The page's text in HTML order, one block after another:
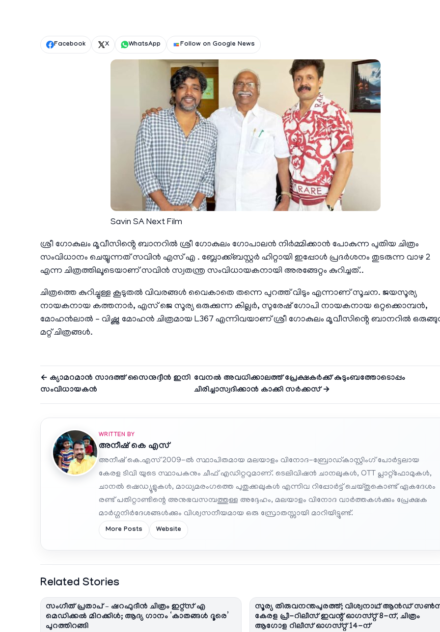
Facebook X WhatsApp Follow on Google News
Savin SA Next Film
ശ്രീ ഗോകുലം മൂവീസിൻ്റെ ബാനറിൽ ശ്രീ ഗോകുലം ഗോപാലൻ നിർമ്മിക്കാൻ പോകുന്ന പുതിയ ചിത്രം
സംവിധാനം ചെയ്യുന്നത് സവിൻ എസ് എ . ബ്ലോക്ക്ബസ്റ്റർ ഹിറ്റായി ഇപ്പോൾ പ്രദർശനം തുടരുന്ന വാഴ 2
എന്ന ചിത്രത്തിലൂടെയാണ് സവിൻ സ്വതന്ത്ര സംവിധായകനായി അരങ്ങേറ്റം കുറിച്ചത്..
ചിത്രത്തെ കുറിച്ചുള്ള കൂടുതൽ വിവരങ്ങൾ വൈകാതെ തന്നെ പുറത്ത് വിടും എന്നാണ് സൂചന. ജയസൂര്യ
നായകനായ കത്തനാർ, എസ് ജെ സൂര്യ ഒരുക്കുന്ന കില്ലർ, സുരേഷ് ഗോപി നായകനായ ഒറ്റക്കൊമ്പൻ,
മോഹൻലാൽ – വിഷ്ണു മോഹൻ ചിത്രമായ L367 എന്നിവയാണ് ശ്രീ ഗോകുലം മൂവീസിൻ്റെ ബാനറിൽ
മറ്റ് ചിത്രങ്ങൾ.
← ക്യാമറമാൻ സാദത്ത് സൈനുദ്ദീൻ ഇനി
സംവിധായകൻ
വേനൽ അവധിക്കാലത്ത് പ്രേക്ഷകർക്ക് കുടുംബത്തോടൊപ്പം
ചിരിച്ചാസ്വദിക്കാൻ കാക്കി സർക്കസ് →
WRITTEN BY
അനീഷ്‌ കെ എസ്
അനീഷ് കെ.എസ് 2009-ൽ സ്ഥാപിതമായ മലയാളം വിനോദ-ബ്രോഡ്കാസ്റ്റിംഗ് പോർട്ടലായ
കേരള ടിവി യുടെ സ്ഥാപകനും ചീഫ് എഡിറ്ററുമാണ്. ടെലിവിഷൻ ചാനലുകൾ, OTT പ്ലാറ്റ്‌ഫോമുകൾ,
ചാനൽ ഷെഡ്യൂളുകൾ, മാധ്യമരംഗത്തെ പുതുക്കലുകൾ എന്നിവ റിപ്പോർട്ട് ചെയ്തുകൊണ്ട് ഏകദേശം
രണ്ട് പതിറ്റാണ്ടിന്റെ അനുഭവസമ്പത്തുള്ള അദ്ദേഹം, മലയാളം വിനോദ വാർത്തകൾക്കും പ്രേക്ഷക
മാർഗ്ഗനിർദേശങ്ങൾക്കും വിശ്വസനീയമായ ഒരു സ്രോതസ്സായി മാറിയിട്ടുണ്ട്.
More Posts Website
Related Stories
സംഗീത് പ്രതാപ് – ഷറഫുദീൻ ചിത്രം ഇറ്റ്സ് എ
മെഡിക്കൽ മിറക്കിൾ; ആദ്യ ഗാനം ‘കാതങ്ങൾ ദൂരെ’
പുറത്തിറങ്ങി
സൂര്യ തിരുവനന്തപുരത്ത്; വിശ്വനാഥ് ആൻഡ്
കേരള പ്രീ-റിലീസ് ഇവന്റ് ഓഗസ്റ്റ് 8-ന്, ചിത്രം
ആഗോള റിലീസ് ഓഗസ്റ്റ് 14-ന്